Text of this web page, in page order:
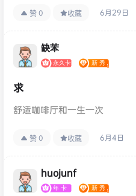
赞 0 收藏 6月29日
缺苯
求
舒适咖啡厅和一生一次
赞 0 收藏 6月4日
huojunf